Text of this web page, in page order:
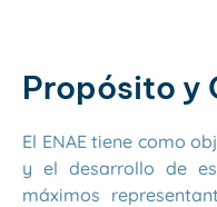
Propósito y
El ENAE tiene como
y el desarrollo de
máximos